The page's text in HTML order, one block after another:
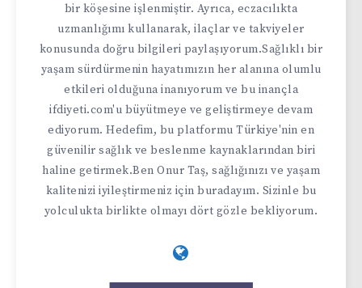
bir köşesine işlenmiştir. Ayrıca, eczacılıkta
uzmanlığımı kullanarak, ilaçlar ve takviyeler
konusunda doğru bilgileri paylaşıyorum.Sağlıklı bir
yaşam sürdürmenin hayatımızın her alanına olumlu
etkileri olduğuna inanıyorum ve bu inançla
ifdiyeti.com'u büyütmeye ve geliştirmeye devam
ediyorum. Hedefim, bu platformu Türkiye'nin en
güvenilir sağlık ve beslenme kaynaklarından biri
haline getirmek.Ben Onur Taş, sağlığınızı ve yaşam
kalitenizi iyileştirmeniz için buradayım. Sizinle bu
yolculukta birlikte olmayı dört gözle bekliyorum.